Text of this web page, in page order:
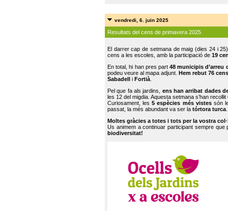
vendredi, 6. juin 2025
Resultats del cens de primavera 2025
El darrer cap de setmana de maig (dies 24 i
cens a les escoles, amb la participació de 19
En total, hi han pres part48 municipis d’arreu
podeu veure al mapa adjunt. Hem rebut 76
Sabadell i Fortià
Pel que fa als jardins, ens han arribat dades
les 12 del migdia. Aquesta setmana s’han recollit
Curiosament, les5 espècies més vistessón
passat, la més abundant va ser la tórtora turca
Moltes gràcies a totes i tots per la vostra
Us animem a continuar participant sempre que
biodiversitat!